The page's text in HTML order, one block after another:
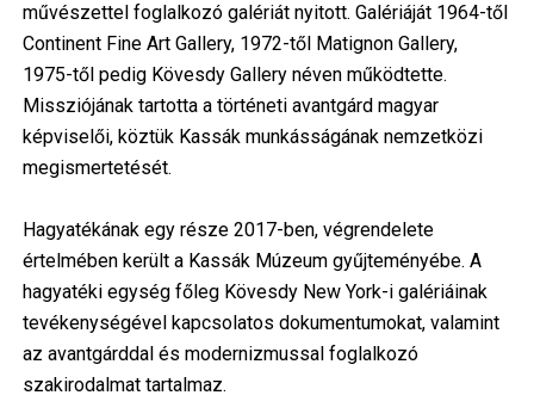
művészettel foglalkozó galériát nyitott. Galériáját 1964-től
Continent Fine Art Gallery, 1972-től Matignon Gallery,
1975-től pedig Kövesdy Gallery néven működtette.
Missziójának tartotta a történeti avantgárd magyar
képviselői, köztük Kassák munkásságának nemzetközi
megismertetését.
Hagyatékának egy része 2017-ben, végrendelete
értelmében került a Kassák Múzeum gyűjteményébe. A
hagyatéki egység főleg Kövesdy New York-i galériáinak
tevékenységével kapcsolatos dokumentumokat, valamint
az avantgárddal és modernizmussal foglalkozó
szakirodalmat tartalmaz.